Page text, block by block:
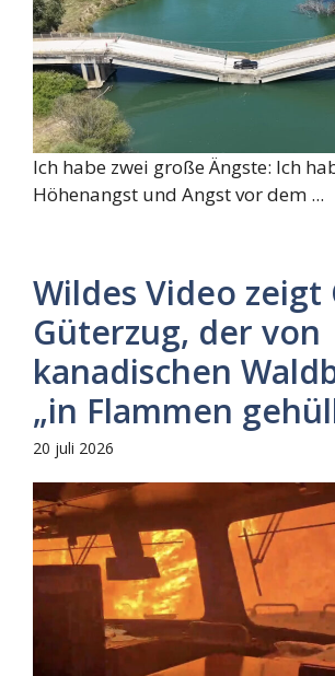
Ich habe zwei große Ängste: Ich
Höhenangst und Angst vor dem ...
Wildes Video zeigt
Güterzug, der von
kanadischen
„in Flammen
20 juli 2026